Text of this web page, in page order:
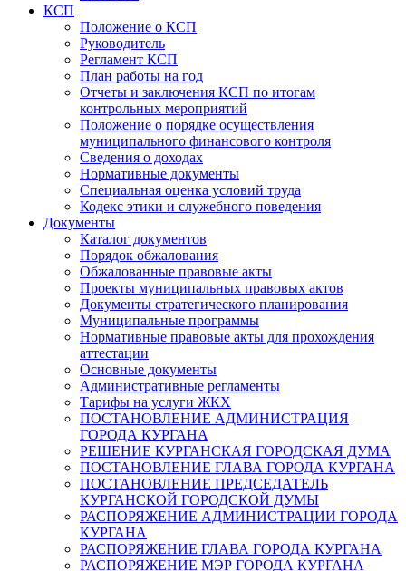
КСП
Положение о КСП
Руководитель
Регламент КСП
План работы на год
Отчеты и заключения КСП по итогам
контрольных мероприятий
Положение о порядке осуществления
муниципального финансового контроля
Сведения о доходах
Нормативные документы
Специальная оценка условий труда
Кодекс этики и служебного поведения
Документы
Каталог документов
Порядок обжалования
Обжалованные правовые акты
Проекты муниципальных правовых актов
Документы стратегического планирования
Муниципальные программы
Нормативные правовые акты для прохождения
аттестации
Основные документы
Административные регламенты
Тарифы на услуги ЖКХ
ПОСТАНОВЛЕНИЕ АДМИНИСТРАЦИЯ
ГОРОДА КУРГАНА
РЕШЕНИЕ КУРГАНСКАЯ ГОРОДСКАЯ ДУМА
ПОСТАНОВЛЕНИЕ ГЛАВА ГОРОДА КУРГАНА
ПОСТАНОВЛЕНИЕ ПРЕДСЕДАТЕЛЬ
КУРГАНСКОЙ ГОРОДСКОЙ ДУМЫ
РАСПОРЯЖЕНИЕ АДМИНИСТРАЦИИ ГОРОДА
КУРГАНА
РАСПОРЯЖЕНИЕ ГЛАВА ГОРОДА КУРГАНА
РАСПОРЯЖЕНИЕ МЭР ГОРОДА КУРГАНА